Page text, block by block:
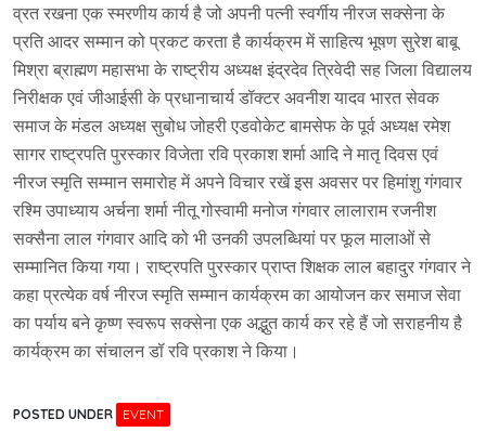
व्रत रखना एक स्मरणीय कार्य है जो अपनी पत्नी स्वर्गीय नीरज सक्सेना के
प्रति आदर सम्मान को प्रकट करता है कार्यक्रम में साहित्य भूषण सुरेश बाबू
मिश्रा ब्राह्मण महासभा के राष्ट्रीय अध्यक्ष इंद्रदेव त्रिवेदी सह जिला विद्यालय
निरीक्षक एवं जीआईसी के प्रधानाचार्य डॉक्टर अवनीश यादव भारत सेवक
समाज के मंडल अध्यक्ष सुबोध जोहरी एडवोकेट बामसेफ के पूर्व अध्यक्ष रमेश
सागर राष्ट्रपति पुरस्कार विजेता रवि प्रकाश शर्मा आदि ने मातृ दिवस एवं
नीरज स्मृति सम्मान समारोह में अपने विचार रखें इस अवसर पर हिमांशु गंगवार
रश्मि उपाध्याय अर्चना शर्मा नीतू गोस्वामी मनोज गंगवार लालाराम रजनीश
सक्सैना लाल गंगवार आदि को भी उनकी उपलब्धियां पर फूल मालाओं से
सम्मानित किया गया। राष्ट्रपति पुरस्कार प्राप्त शिक्षक लाल बहादुर गंगवार ने
कहा प्रत्येक वर्ष नीरज स्मृति सम्मान कार्यक्रम का आयोजन कर समाज सेवा
का पर्याय बने कृष्ण स्वरूप सक्सेना एक अद्भुत कार्य कर रहे हैं जो सराहनीय है
कार्यक्रम का संचालन डॉ रवि प्रकाश ने किया।
POSTED UNDER EVENT